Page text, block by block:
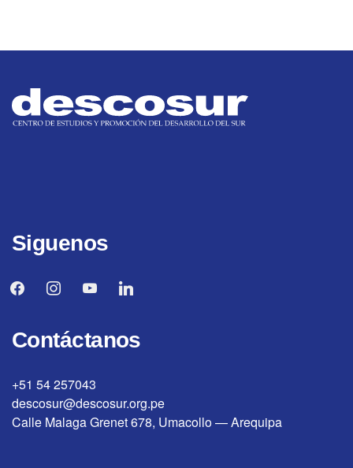
Siguenos
facebookinstagramyoutubelinkedin
Contáctanos
+51 54 257043
descosur@descosur.org.pe
Calle Malaga Grenet 678, Umacollo — Arequipa